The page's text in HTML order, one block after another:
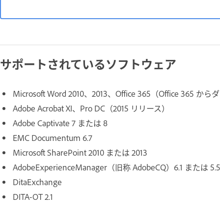
サポートされているソフトウェア
Microsoft Word 2010、2013、Office 365（Office 365 から
Adobe Acrobat XI、Pro DC（2015 リリース）
Adobe Captivate 7 または 8
EMC Documentum 6.7
Microsoft SharePoint 2010 または 2013
AdobeExperienceManager（旧称 AdobeCQ）6.1 または 5.5
DitaExchange
DITA-OT 2.1